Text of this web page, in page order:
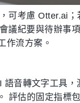
可考慮 Otter.ai
議紀要與待辦事
作流方案。
音轉文字工具
評估的固定指標包